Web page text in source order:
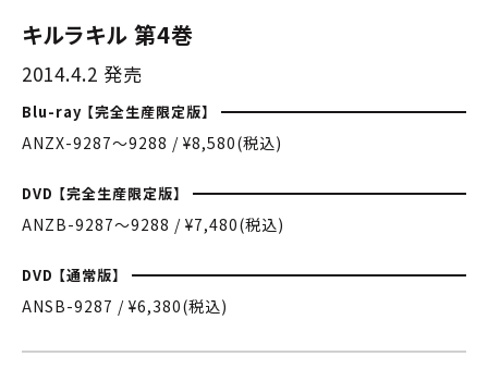
キルラキル 第4巻
2014.4.2 発売
Blu-ray 【完全生産限定版】
ANZX-9287〜9288 / ¥8,580(税込)
DVD 【完全生産限定版】
ANZB-9287〜9288 / ¥7,480(税込)
DVD 【通常版】
ANSB-9287 / ¥6,380(税込)